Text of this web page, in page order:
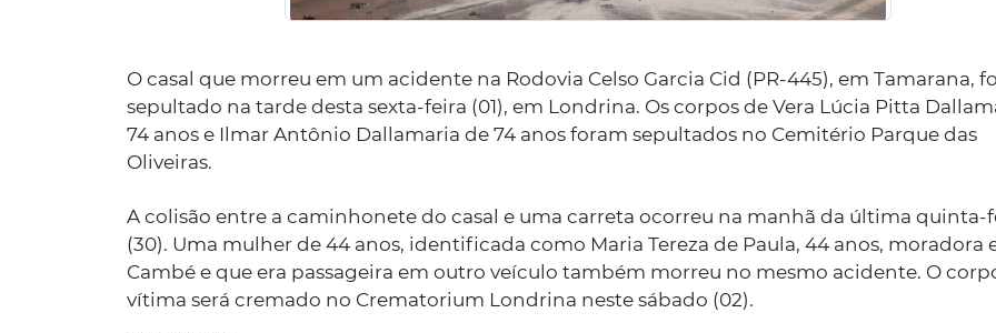
O casal que morreu em um acidente na Rodovia Celso Garcia Cid (PR-445), em Tamarana,
sepultado na tarde desta sexta-feira (01), em Londrina. Os corpos de Vera Lúcia Pitta
74 anos e Ilmar Antônio Dallamaria de 74 anos foram sepultados no Cemitério Parque das
Oliveiras.
A colisão entre a caminhonete do casal e uma carreta ocorreu na manhã da última quinta-
(30). Uma mulher de 44 anos, identificada como Maria Tereza de Paula, 44 anos, moradora
Cambé e que era passageira em outro veículo também morreu no mesmo acidente. O
vítima será cremado no Crematorium Londrina neste sábado (02).